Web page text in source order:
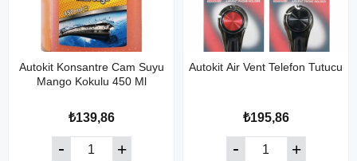
Autokit Konsantre Cam Suyu
Mango Kokulu 450 Ml
₺139,86
Autokit Air Vent Telefon Tutucu
₺195,86